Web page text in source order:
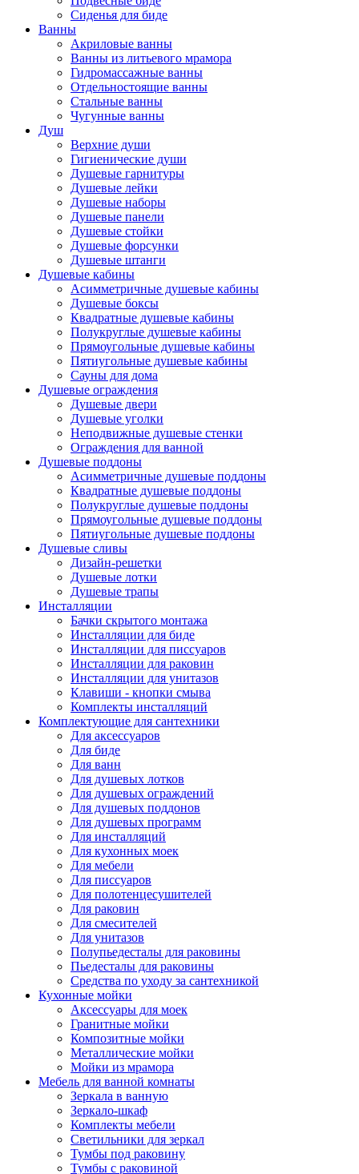
Сиденья для биде
Ванны
Акриловые ванны
Ванны из литьевого мрамора
Гидромассажные ванны
Отдельностоящие ванны
Стальные ванны
Чугунные ванны
Душ
Верхние души
Гигиенические души
Душевые гарнитуры
Душевые лейки
Душевые наборы
Душевые панели
Душевые стойки
Душевые форсунки
Душевые штанги
Душевые кабины
Асимметричные душевые кабины
Душевые боксы
Квадратные душевые кабины
Полукруглые душевые кабины
Прямоугольные душевые кабины
Пятиугольные душевые кабины
Сауны для дома
Душевые ограждения
Душевые двери
Душевые уголки
Неподвижные душевые стенки
Ограждения для ванной
Душевые поддоны
Асимметричные душевые поддоны
Квадратные душевые поддоны
Полукруглые душевые поддоны
Прямоугольные душевые поддоны
Пятиугольные душевые поддоны
Душевые сливы
Дизайн-решетки
Душевые лотки
Душевые трапы
Инсталляции
Бачки скрытого монтажа
Инсталляции для биде
Инсталляции для писсуаров
Инсталляции для раковин
Инсталляции для унитазов
Клавиши - кнопки смыва
Комплекты инсталляций
Комплектующие для сантехники
Для аксессуаров
Для биде
Для ванн
Для душевых лотков
Для душевых ограждений
Для душевых поддонов
Для душевых программ
Для инсталляций
Для кухонных моек
Для мебели
Для писсуаров
Для полотенцесушителей
Для раковин
Для смесителей
Для унитазов
Полупьедесталы для раковины
Пьедесталы для раковины
Средства по уходу за сантехникой
Кухонные мойки
Аксессуары для моек
Гранитные мойки
Композитные мойки
Металлические мойки
Мойки из мрамора
Мебель для ванной комнаты
Зеркала в ванную
Зеркало-шкаф
Комплекты мебели
Светильники для зеркал
Тумбы под раковину
Тумбы с раковиной